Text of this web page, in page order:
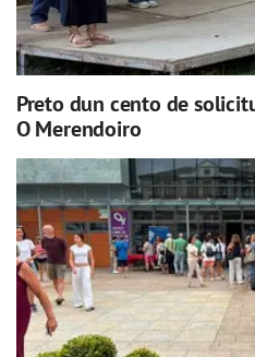
Preto dun cento de
O Merendoiro